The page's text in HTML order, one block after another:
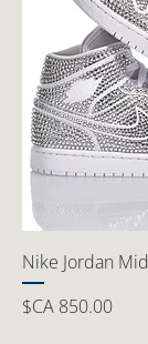
Nike Jordan
السعر